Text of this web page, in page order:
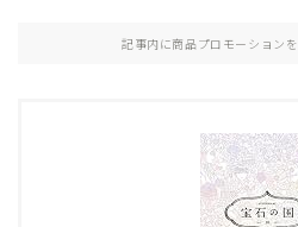
Evaluation
読書をより楽しむ Good
記事内に商品プロモーション